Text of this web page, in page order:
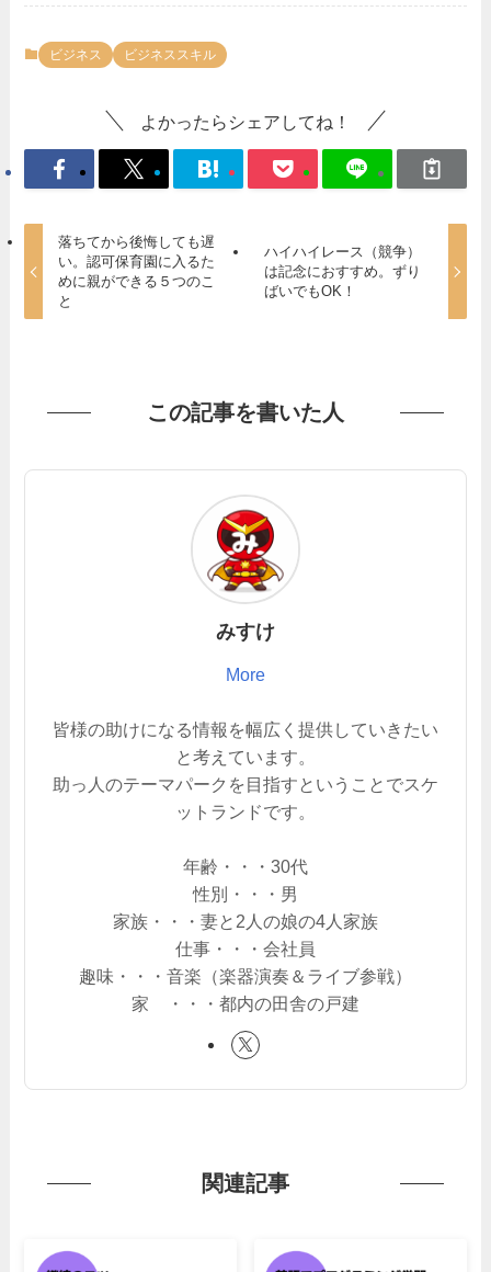
ビジネス ビジネススキル
よかったらシェアしてね！
落ちてから後悔しても遅
い。認可保育園に入るた
めに親ができる５つのこ
と
ハイハイレース（競争）
は記念におすすめ。ずり
ばいでもOK！
この記事を書いた人
みすけ
More
皆様の助けになる情報を幅広く提供していきたい
と考えています。
助っ人のテーマパークを目指すということでスケ
ットランドです。
年齢・・・30代
性別・・・男
家族・・・妻と2人の娘の4人家族
仕事・・・会社員
趣味・・・音楽（楽器演奏＆ライブ参戦）
家 ・・・都内の田舎の戸建
関連記事